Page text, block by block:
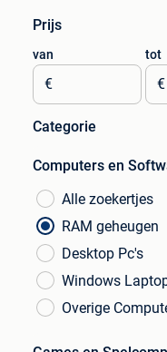
Prijs
van
€
tot
€
Categorie
Computers en
Alle zoekertjes
RAM geheugen
Desktop Pc's
Windows
Overige